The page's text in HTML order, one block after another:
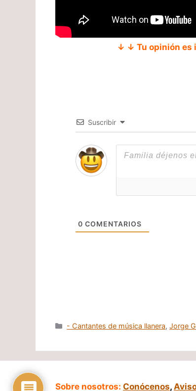
↓ ↓ Tu opinión es
Suscribir
0 COMENTARIOS
Categorías
- Cantantes de música llanera,Jorge
Sobre nosotros: Conócenos,